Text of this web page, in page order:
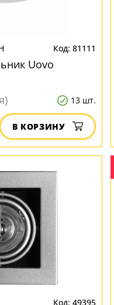
81111
Uovo
13 шт.
В КОРЗИНУ
49395